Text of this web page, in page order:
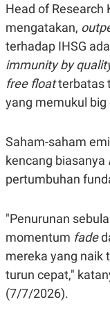
L
A
G
A
N
N
T
A
K
K
I
E
J
A
M
E
N
E
E
R
A
R
T
I
S
N
G
Head of Research
mengatakan,
terhadap IHSG
immunity by
free floatterbatas
yang memukul big
Saham-saham
kencang biasanya
pertumbuhan
"Penurunan
momentum fade
mereka yang naik
turun cepat,"
(7/7/2026).